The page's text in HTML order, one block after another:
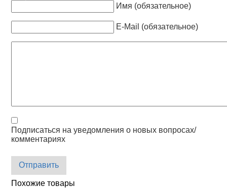
Имя (обязательное)
E-Mail (обязательное)
Подписаться на уведомления о новых вопросах/
комментариях
Отправить
Похожие товары